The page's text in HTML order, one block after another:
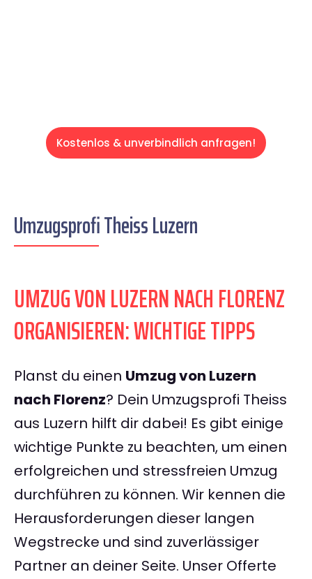
Kostenlos & unverbindlich anfragen!
Umzugsprofi Theiss Luzern
UMZUG VON LUZERN NACH FLORENZ
ORGANISIEREN: WICHTIGE TIPPS
Planst du einen Umzug von Luzern
nach Florenz? Dein Umzugsprofi Theiss
aus Luzern hilft dir dabei! Es gibt einige
wichtige Punkte zu beachten, um einen
erfolgreichen und stressfreien Umzug
durchführen zu können. Wir kennen die
Herausforderungen dieser langen
Wegstrecke und sind zuverlässiger
Partner an deiner Seite. Unser Offerte